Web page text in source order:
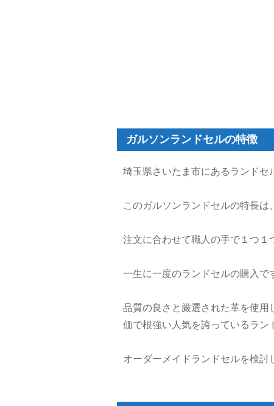
ガルソンランドセルの特徴
埼玉県さいたま市にあるランドセ
このガルソンランドセルの特長は
注文に合わせて職人の手で１つ１
一生に一度のランドセルの購入で
品質の良さと厳選された革を使
価で根強い人気を誇っているラン
オーダーメイドランドセルを検討